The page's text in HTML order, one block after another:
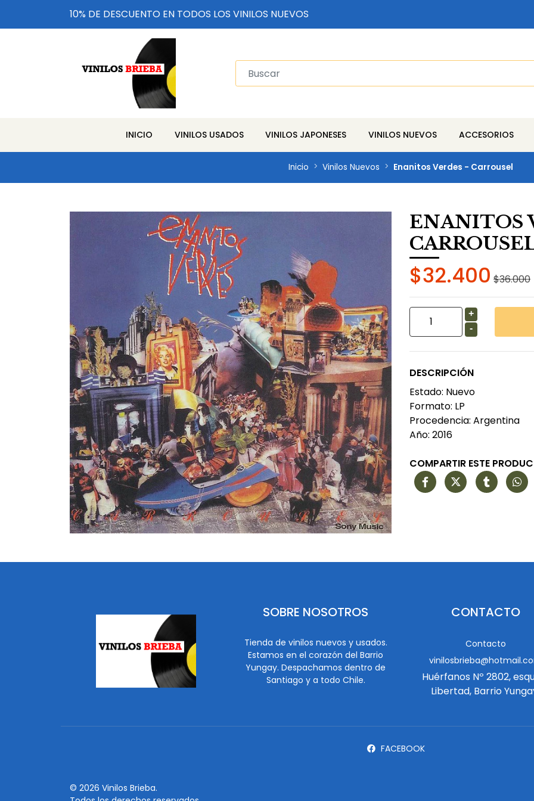
10% DE DESCUENTO EN TODOS LOS VINILOS NUEVOS
INICIO VINILOS USADOS VINILOS JAPONESES VINILOS NUEVOS ACCESORIOS
Inicio Vinilos Nuevos Enanitos Verdes - Carrousel
ENANITOS
$32.400 $36.000
+
-
DESCRIPCIÓN
Estado: Nuevo
Formato: LP
Procedencia: Argentina
Año: 2016
COMPARTIR ESTE
SOBRE NOSOTROS
Tienda de vinilos nuevos y usados.
Estamos en el corazón del Barrio
Yungay. Despachamos dentro de
Santiago y a todo Chile.
CONTACTO
Contacto
Huérfanos Nº 2802,
Libertad, Barrio
FACEBOOK
© 2026 Vinilos Brieba.